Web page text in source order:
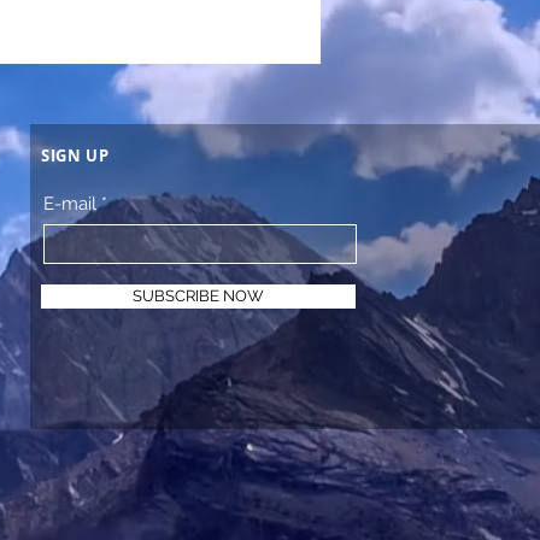
SIGN UP
E-mail
SUBSCRIBE NOW